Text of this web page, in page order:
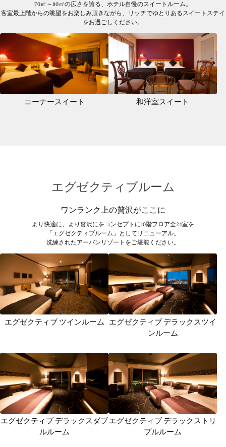
70㎡～80㎡の広さを誇る、ホテル自慢のスイートルーム。
客室最上階からの眺望をお楽しみ頂きながら、リッチでゆとりあるスイートステイ
をお過ごしください。
コーナースイート 和洋室スイート
エグゼクティブルーム
ワンランク上の贅沢がここに
より快適に、より贅沢にをコンセプトに10階フロア全24室を
「エグゼクティブルーム」としてリニューアル。
洗練されたアーバンリゾートをご堪能ください。
エグゼクティブ ツインルーム エグゼクティブ デラックスツイ
ンルーム
エグゼクティブ デラックスダブ
ルルーム
エグゼクティブ デラックストリ
プルルーム